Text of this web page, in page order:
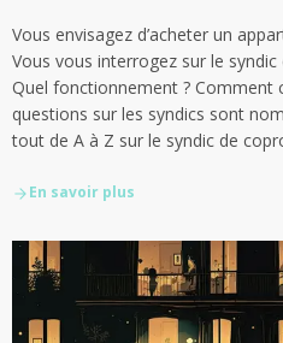
Vous envisagez d’acheter un
Vous vous interrogez sur le
Quel fonctionnement ? Comment
questions sur les syndics sont
tout de A à Z sur le syndic de
En savoir plus